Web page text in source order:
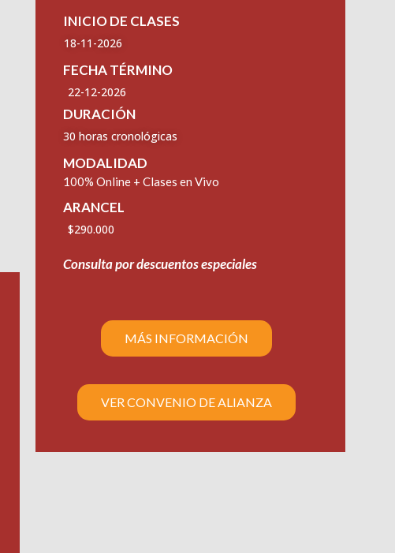
INICIO DE CLASES
18-11-2026
FECHA TÉRMINO
22-12-2026
DURACIÓN
30 horas cronológicas
MODALIDAD
100% Online + Clases en Vivo
ARANCEL
$290.000
Consulta por descuentos especiales
MÁS INFORMACIÓN
VER CONVENIO DE ALIANZA